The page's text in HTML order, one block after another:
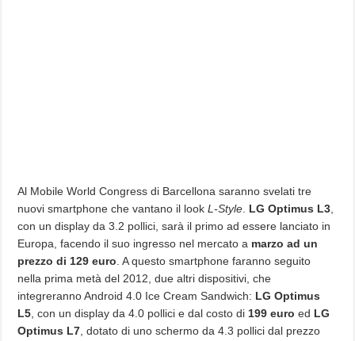
Al Mobile World Congress di Barcellona saranno svelati tre
nuovi smartphone che vantano il lookL-Style LG Optimus L3
con un display da 3.2 pollici, sarà il primo ad essere lanciato in
Europa, facendo il suo ingresso nel mercato a marzo ad un
prezzo di 129 euro . A questo smartphone faranno seguito
nella prima metà del 2012, due altri dispositivi, che
integreranno Android 4.0 Ice Cream Sandwich: LG Optimus
L5 , con un display da 4.0 pollici e dal costo di 199 euro ed LG
Optimus L7 , dotato di uno schermo da 4.3 pollici dal prezzo